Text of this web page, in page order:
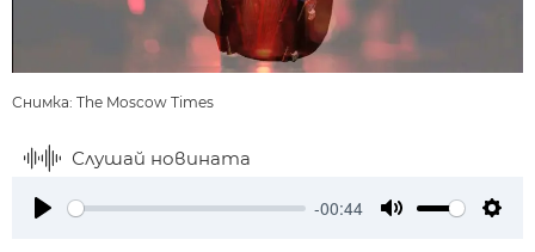
Снимка: The Moscow Times
Слушай новината
-00:44